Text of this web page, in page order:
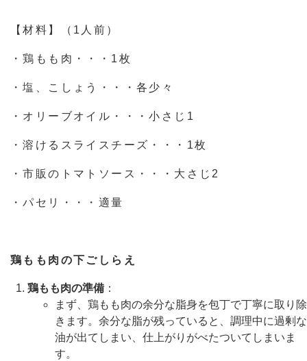
【材料】（1人前）
・鶏もも肉・・・1枚
・塩、こしょう・・・各少々
・オリーブオイル・・・小さじ1
・溶けるスライスチーズ・・・1枚
・市販のトマトソース・・・大さじ2
・パセリ・・・適量
鶏もも肉の下ごしらえ
鶏もも肉の準備 ：
まず、鶏もも肉の余分な脂身を包丁で丁寧に取り除
きます。余分な脂が残っていると、調理中に過剰な
油が出てしまい、仕上がりがべたついてしまいま
す。